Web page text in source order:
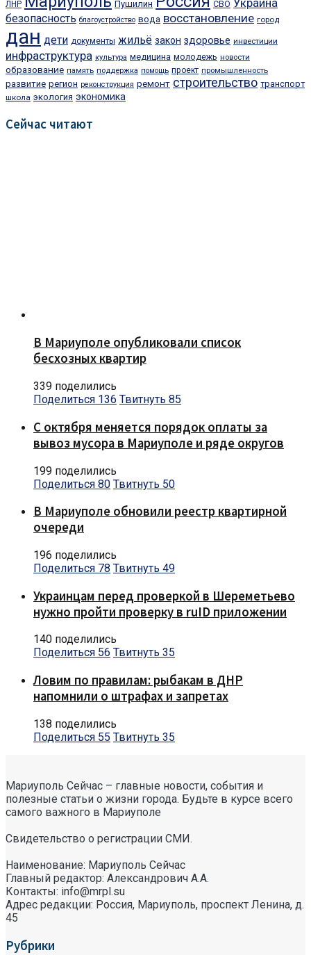
ЛНР Пушилин СВО Украина
безопасность благоустройство вода восстановление город
дан дети документы жильё закон здоровье инвестиции
инфраструктура культура медицина молодежь новости
образование память поддержка помощь проект промышленность
развитие регион реконструкция ремонт строительство транспорт
школа экология экономика
Сейчас читают
В Мариуполе опубликовали список
бесхозных квартир
339 поделились
Поделиться 136 Твитнуть 85
С октября меняется порядок оплаты за
вывоз мусора в Мариуполе и ряде округов
199 поделились
Поделиться 80 Твитнуть 50
В Мариуполе обновили реестр квартирной
очереди
196 поделились
Поделиться 78 Твитнуть 49
Украинцам перед проверкой в Шереметьево
нужно пройти проверку в ruID приложении
140 поделились
Поделиться 56 Твитнуть 35
Ловим по правилам: рыбакам в ДНР
напомнили о штрафах и запретах
138 поделились
Поделиться 55 Твитнуть 35
Мариуполь Сейчас – главные новости, события и
полезные статьи о жизни города. Будьте в курсе всего
самого важного в Мариуполе
Свидетельство о регистрации СМИ.
Наименование: Мариуполь Сейчас
Главный редактор: Александрович А.А.
Контакты: info@mrpl.su
Адрес редакции: Россия, Мариуполь, проспект Ленина, д.
45
Рубрики